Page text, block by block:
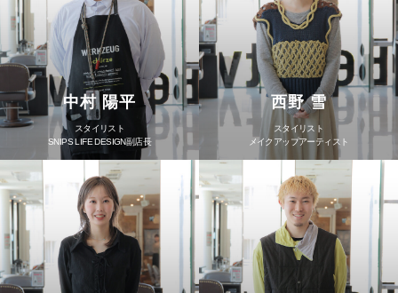
中村 陽平
スタイリスト
SNIPS LIFE DESIGN副店長
西野 雪
スタイリスト
メイクアップアーティスト